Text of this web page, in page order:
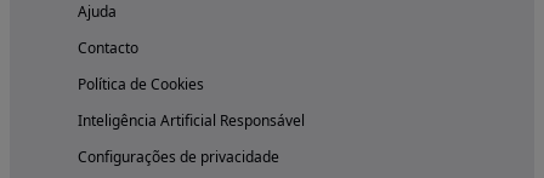
Ajuda
Contacto
Política de Cookies
Inteligência Artificial Responsável
Configurações de privacidade